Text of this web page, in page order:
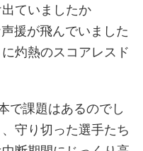
ていましたか
援が飛んでいました
灼熱のスコアレスド
で課題はあるのでし
守り切った選手たち